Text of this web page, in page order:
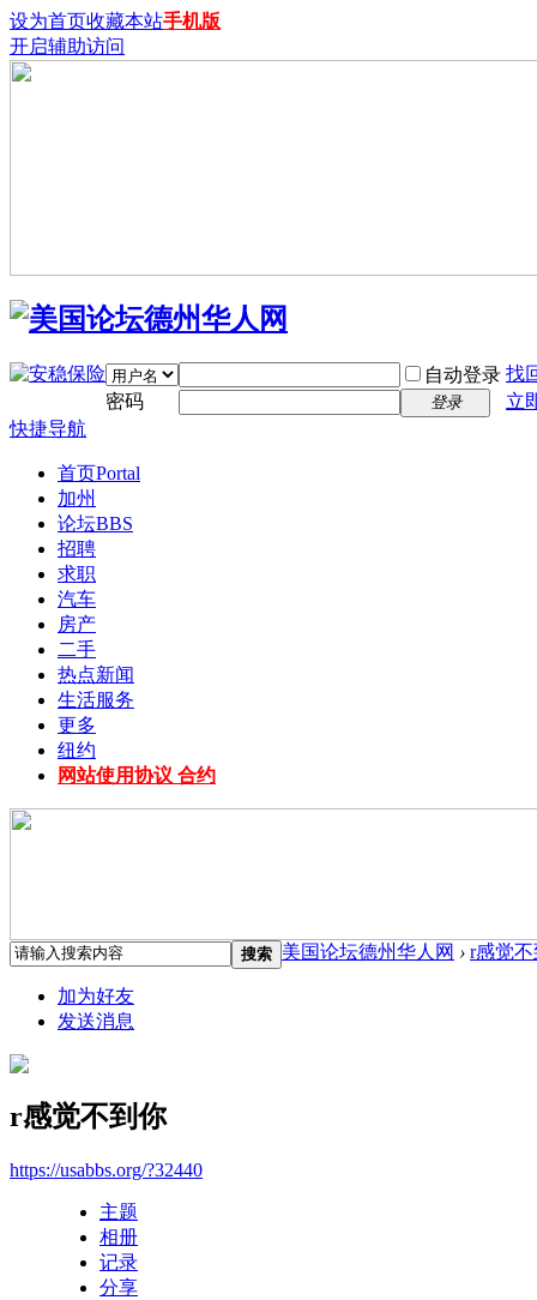
设为首页收藏本站手机版
开启辅助访问
自动登录 找
密码
登录
立
快捷导航
首页Portal
加州
论坛BBS
招聘
求职
汽车
房产
二手
热点新闻
生活服务
更多
纽约
网站使用协议 合约
搜索 美国论坛德州华人网 › r感觉
加为好友
发送消息
r感觉不到你
https://usabbs.org/?32440
主题
相册
记录
分享